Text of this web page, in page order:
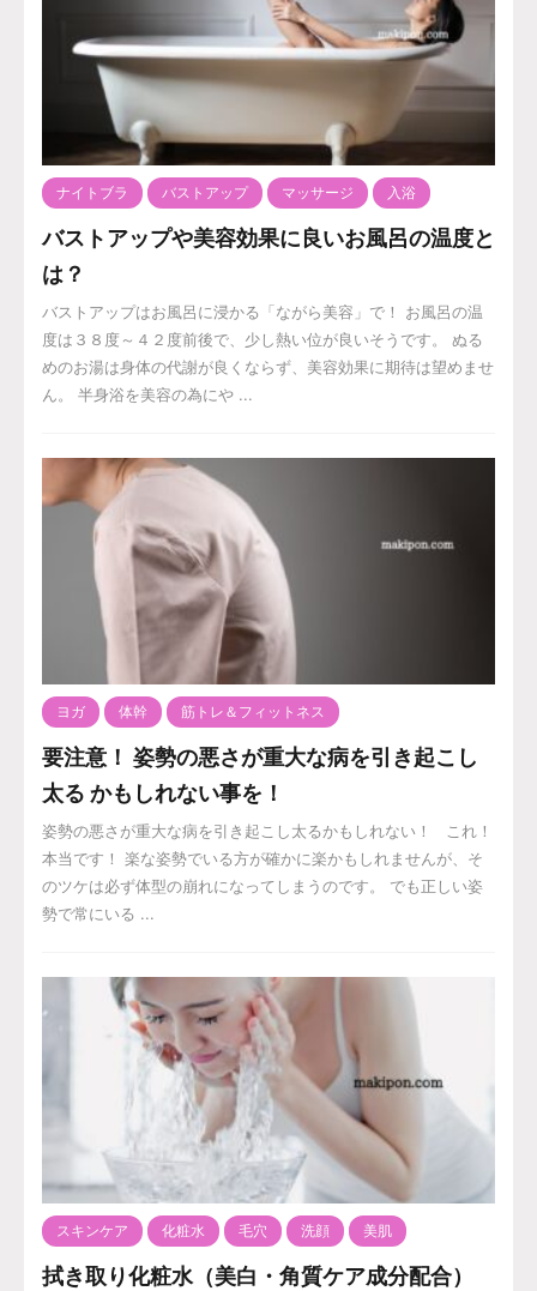
ナイトブラ バストアップ マッサージ 入浴
バストアップや美容効果に良いお風呂の温度と
は？
バストアップはお風呂に浸かる「ながら美容」で！ お風呂の温
度は３８度～４２度前後で、少し熱い位が良いそうです。 ぬる
めのお湯は身体の代謝が良くならず、美容効果に期待は望めませ
ん。 半身浴を美容の為にや ...
ヨガ 体幹 筋トレ＆フィットネス
要注意！ 姿勢の悪さが重大な病を引き起こし
太る かもしれない事を！
姿勢の悪さが重大な病を引き起こし太るかもしれない！ これ！
本当です！ 楽な姿勢でいる方が確かに楽かもしれませんが、そ
のツケは必ず体型の崩れになってしまうのです。 でも正しい姿
勢で常にいる ...
スキンケア 化粧水 毛穴 洗顔 美肌
拭き取り化粧水（美白・角質ケア成分配合）